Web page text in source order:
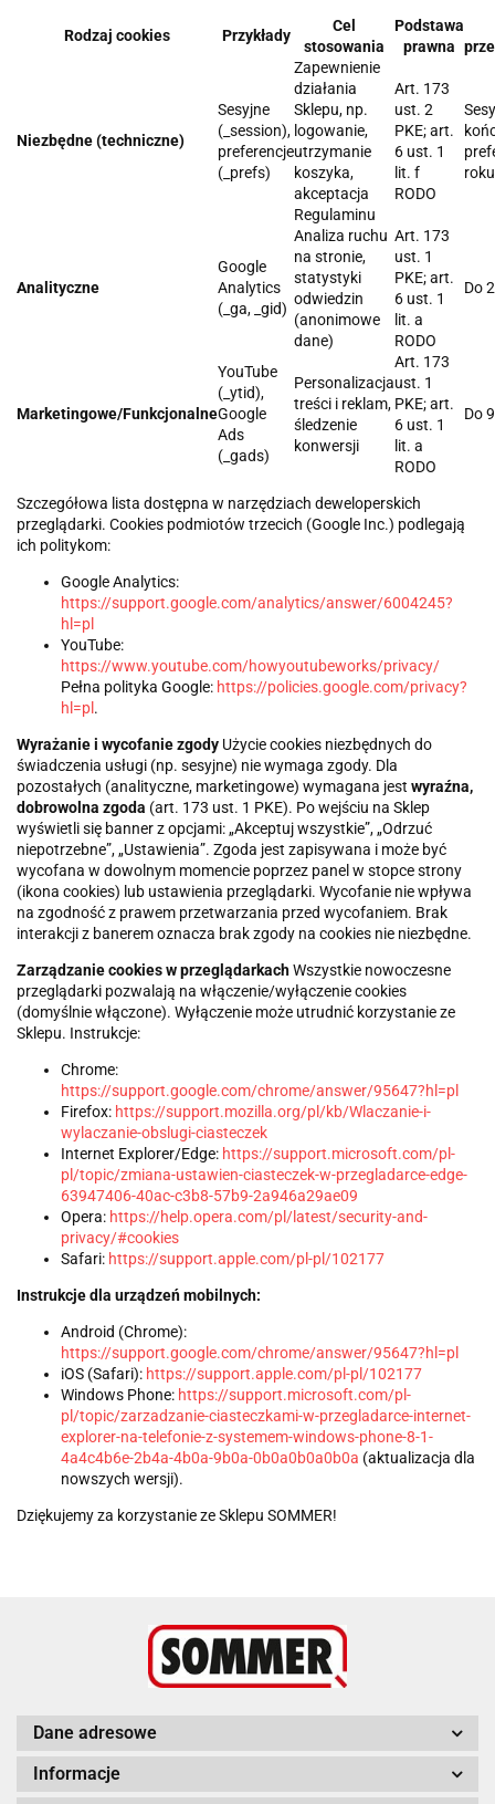
Rodzaj cookies Przykłady
Cel
stosowania
Podstawa
prawna
Niezbędne (techniczne)
Sesyjne
(_session),
preferencje
(_prefs)
Zapewnienie
działania
Sklepu, np.
logowanie,
utrzymanie
koszyka,
akceptacja
Regulaminu
Art. 173
ust. 2
PKE; art.
6 ust. 1
lit. f
RODO
roku
Analityczne
Google
Analytics
(_ga, _gid)
Analiza ruchu
na stronie,
statystyki
odwiedzin
(anonimowe
dane)
Art. 173
ust. 1
PKE; art.
6 ust. 1
lit. a
RODO
Do
Marketingowe/Funkcjonalne
YouTube
(_ytid),
Google
Ads
(_gads)
Personalizacja
treści i reklam,
śledzenie
konwersji
Art. 173
ust. 1
PKE; art.
6 ust. 1
lit. a
RODO
Do
Szczegółowa lista dostępna w narzędziach deweloperskich
przeglądarki. Cookies podmiotów trzecich (Google Inc.) podlegają
ich politykom:
Google Analytics:
https://support.google.com/analytics/answer/6004245?
hl=pl
YouTube:
https://www.youtube.com/howyoutubeworks/privacy/
Pełna polityka Google: https://policies.google.com/privacy?
hl=pl .
Wyrażanie i wycofanie zgody Użycie cookies niezbędnych do
świadczenia usługi (np. sesyjne) nie wymaga zgody. Dla
pozostałych (analityczne, marketingowe) wymagana jest wyraźna,
dobrowolna zgoda (art. 173 ust. 1 PKE). Po wejściu na Sklep
wyświetli się banner z opcjami: „Akceptuj wszystkie”, „Odrzuć
niepotrzebne”, „Ustawienia”. Zgoda jest zapisywana i może być
wycofana w dowolnym momencie poprzez panel w stopce strony
(ikona cookies) lub ustawienia przeglądarki. Wycofanie nie wpływa
na zgodność z prawem przetwarzania przed wycofaniem. Brak
interakcji z banerem oznacza brak zgody na cookies nie niezbędne.
Zarządzanie cookies w przeglądarkachWszystkie nowoczesne
przeglądarki pozwalają na włączenie/wyłączenie cookies
(domyślnie włączone). Wyłączenie może utrudnić korzystanie ze
Sklepu. Instrukcje:
Chrome:
https://support.google.com/chrome/answer/95647?hl=pl
Firefox: https://support.mozilla.org/pl/kb/Wlaczanie-i-
wylaczanie-obslugi-ciasteczek
Internet Explorer/Edge: https://support.microsoft.com/pl-
pl/topic/zmiana-ustawien-ciasteczek-w-przegladarce-edge-
63947406-40ac-c3b8-57b9-2a946a29ae09
Opera: https://help.opera.com/pl/latest/security-and-
privacy/#cookies
Safari: https://support.apple.com/pl-pl/102177
Instrukcje dla urządzeń mobilnych:
Android (Chrome):
https://support.google.com/chrome/answer/95647?hl=pl
iOS (Safari): https://support.apple.com/pl-pl/102177
Windows Phone: https://support.microsoft.com/pl-
pl/topic/zarzadzanie-ciasteczkami-w-przegladarce-internet-
explorer-na-telefonie-z-systemem-windows-phone-8-1-
4a4c4b6e-2b4a-4b0a-9b0a-0b0a0b0a0b0a (aktualizacja dla
nowszych wersji).
Dziękujemy za korzystanie ze Sklepu SOMMER!
Dane adresowe
Informacje